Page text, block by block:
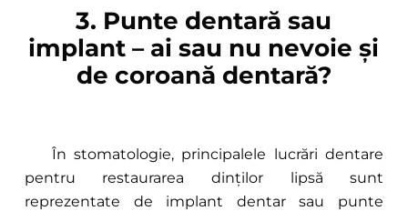
3. Punte dentară sau
implant – ai sau nu nevoie și
de coroană dentară?
În stomatologie, principalele lucrări dentare
pentru restaurarea dinților lipsă sunt
reprezentate de implant dentar sau punte